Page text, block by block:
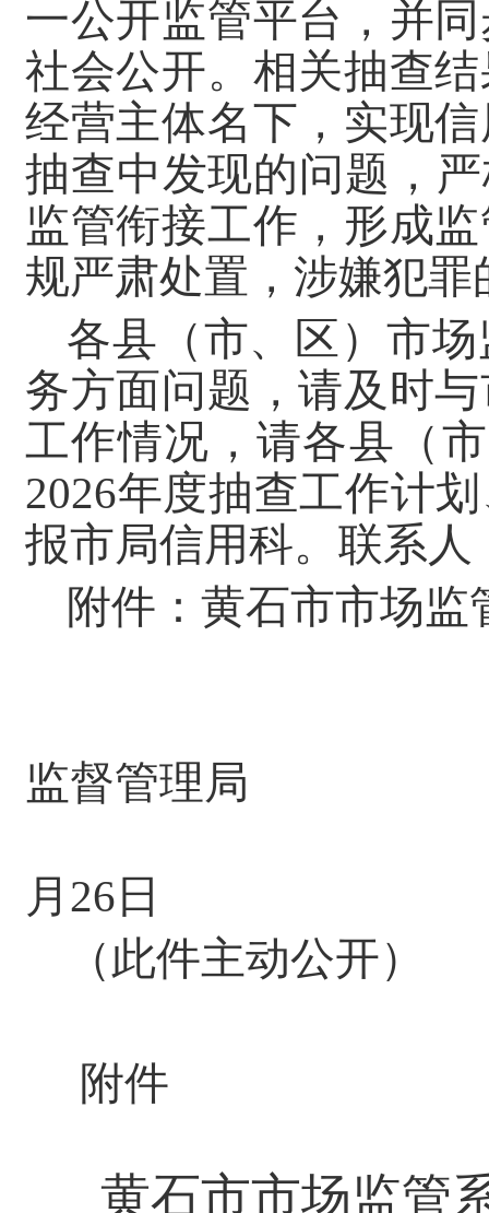
一公开监管平台，并
社会公开。相关抽查
经营主体名下，实现
抽查中发现的问题，
监管衔接工作，形成
规严肃处置，涉嫌犯
各县（市、区）市
务方面问题，请及时
工作情况，请各县（
2026年度抽查工作计
报市局信用科。联系人
附件：黄石市市场监
监督管理局
月26日
（此件主动公开）
附件
黄石市市场监管